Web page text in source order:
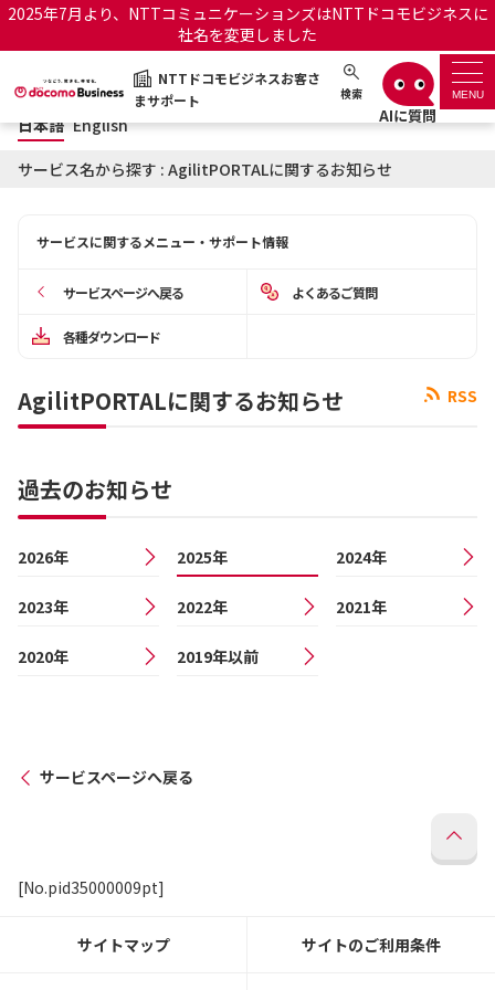
2025年7月より、NTTコミュニケーションズはNTTドコモビジネスに
社名を変更しました
NTTドコモビジネスお客さ
まサポート
検索 MENU
NTTドコモビジネスお客さまサポート 日本語 English
サポートトップ
お知らせ
OCNのお客さまはこちら
工事・故障情報通知サー
ビス
日本語 English
サービス名から探す : AgilitPORTALに関するお知らせ
サービスに関するメニュー・サポート情報
サービスページへ戻る よくあるご質問
各種ダウンロード
RSS
AgilitPORTALに関するお知らせ
過去のお知らせ
2026年 2025年 2024年
2023年 2022年 2021年
2020年 2019年以前
サービスページへ戻る
[No.pid35000009pt]
サイトマップ サイトのご利用条件